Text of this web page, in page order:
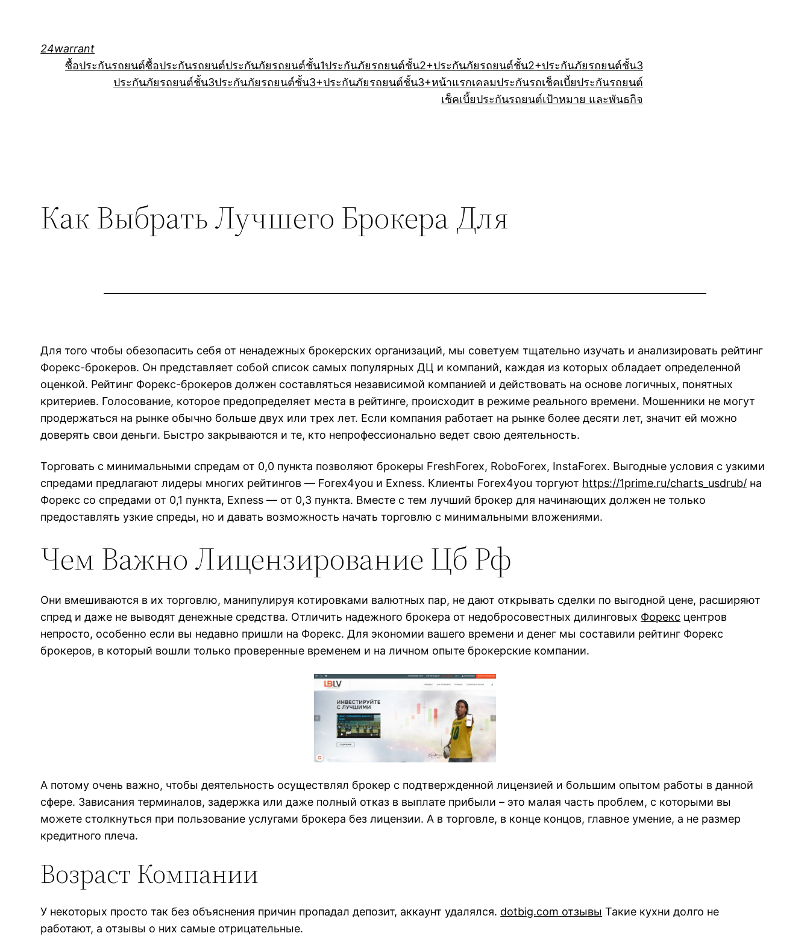
24warrant
ซื้อประกันรถยนต์ซื้อประกันรถยนต์ประกันภัยรถยนต์ชั้น1ประกันภัยรถยนต์ชั้น2+ประกันภัยรถยนต์ชั้น2+ประกันภัยรถยนต์ชั้น3
ประกันภัยรถยนต์ชั้น3ประกันภัยรถยนต์ชั้น3+ประกันภัยรถยนต์ชั้น3+หน้าแรกเคลมประกันรถเช็คเบี้ยประกันรถยนต์
เช็คเบี้ยประกันรถยนต์เป้าหมาย และพันธกิจ
Как Выбрать Лучшего Брокера Для
Для того чтобы обезопасить себя от ненадежных брокерских организаций, мы советуем тщательно изучать и анализировать рейтинг
Форекс-брокеров. Он представляет собой список самых популярных ДЦ и компаний, каждая из которых обладает определенной
оценкой. Рейтинг Форекс-брокеров должен составляться независимой компанией и действовать на основе логичных, понятных
критериев. Голосование, которое предопределяет места в рейтинге, происходит в режиме реального времени. Мошенники не могут
продержаться на рынке обычно больше двух или трех лет. Если компания работает на рынке более десяти лет, значит ей можно
доверять свои деньги. Быстро закрываются и те, кто непрофессионально ведет свою деятельность.
Торговать с минимальными спредам от 0,0 пункта позволяют брокеры FreshForex, RoboForex, InstaForex. Выгодные условия с узкими
спредами предлагают лидеры многих рейтингов — Forex4you и Exness. Клиенты Forex4you торгуют https://1prime.ru/charts_usdrub/ на
Форекс со спредами от 0,1 пункта, Exness — от 0,3 пункта. Вместе с тем лучший брокер для начинающих должен не только
предоставлять узкие спреды, но и давать возможность начать торговлю с минимальными вложениями.
Чем Важно Лицензирование Цб Рф
Они вмешиваются в их торговлю, манипулируя котировками валютных пар, не дают открывать сделки по выгодной цене, расширяют
спред и даже не выводят денежные средства. Отличить надежного брокера от недобросовестных дилинговых Форекс центров
непросто, особенно если вы недавно пришли на Форекс. Для экономии вашего времени и денег мы составили рейтинг Форекс
брокеров, в который вошли только проверенные временем и на личном опыте брокерские компании.
А потому очень важно, чтобы деятельность осуществлял брокер с подтвержденной лицензией и большим опытом работы в данной
сфере. Зависания терминалов, задержка или даже полный отказ в выплате прибыли – это малая часть проблем, с которыми вы
можете столкнуться при пользование услугами брокера без лицензии. А в торговле, в конце концов, главное умение, а не размер
кредитного плеча.
Возраст Компании
У некоторых просто так без объяснения причин пропадал депозит, аккаунт удалялся. dotbig.com отзывы Такие кухни долго не
работают, а отзывы о них самые отрицательные.